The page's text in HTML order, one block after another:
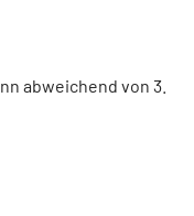
abweichend von 3.